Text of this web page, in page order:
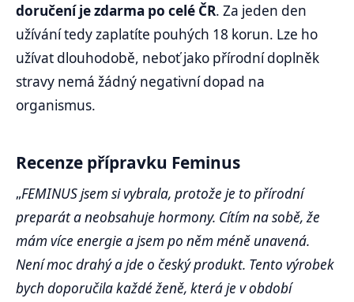
doručení je zdarma po celé ČR. Za jeden den
užívání tedy zaplatíte pouhých 18 korun. Lze ho
užívat dlouhodobě, neboť jako přírodní doplněk
stravy nemá žádný negativní dopad na
organismus.
Recenze přípravku Feminus
„FEMINUS jsem si vybrala, protože je to přírodní
preparát a neobsahuje hormony. Cítím na sobě, že
mám více energie a jsem po něm méně unavená.
Není moc drahý a jde o český produkt. Tento výrobek
bych doporučila každé ženě, která je v období